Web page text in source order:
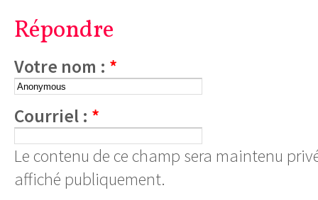
Répondre
Votre nom : *
Courriel : *
Le contenu de ce champ sera maintenu
affiché publiquement.